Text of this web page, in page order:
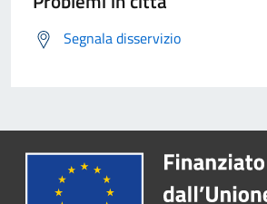
Segnala disservizio